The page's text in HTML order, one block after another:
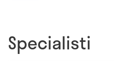
Specialisti